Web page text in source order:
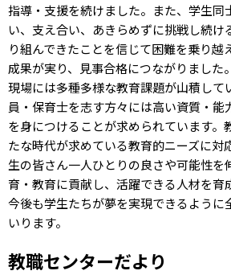
指導・支援を続けました。また、学生同
い、支え合い、あきらめずに挑戦し続け
り組んできたことを信じて困難を乗り越
成果が実り、見事合格につながりました
現場には多種多様な教育課題が山積して
員・保育士を志す方々には高い資質・能
を身につけることが求められています。
たな時代が求めている教育的ニーズに対
生の皆さん一人ひとりの良さや可能性を
育・教育に貢献し、活躍できる人材を育
今後も学生たちが夢を実現できるように
いります。
教職センターだより